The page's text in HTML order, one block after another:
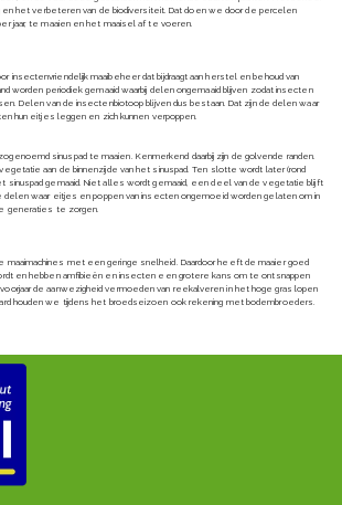
en het verbeteren van de biodiversiteit. Dat doen we door de percelen
jaar, te maaien en het maaisel af te voeren.
insectenvriendelijk maaibeheer dat bijdraagt aan herstel en behoud van
worden periodiek gemaaid waarbij delen ongemaaid blijven zodat insecten
Delen van de insectenbiotoop blijven dus bestaan. Dat zijn de delen waar
hun eitjes leggen en zich kunnen verpoppen.
sinuspad te maaien. Kenmerkend daarbij zijn de golvende randen.
aan de binnenzijde van het sinuspad. Ten slotte wordt later (rond
sinuspad gemaaid. Niet alles wordt gemaaid, een deel van de vegetatie blijft
delen waar eitjes en poppen van insecten ongemoeid worden gelaten om in
generaties te zorgen.
maaimachines met een geringe snelheid. Daardoor heeft de maaier goed
en hebben amfibieën en insecten een grotere kans om te ontsnappen
de aanwezigheid vermoeden van reekalveren in het hoge gras lopen
houden we tijdens het broedseizoen ook rekening met bodembroeders.